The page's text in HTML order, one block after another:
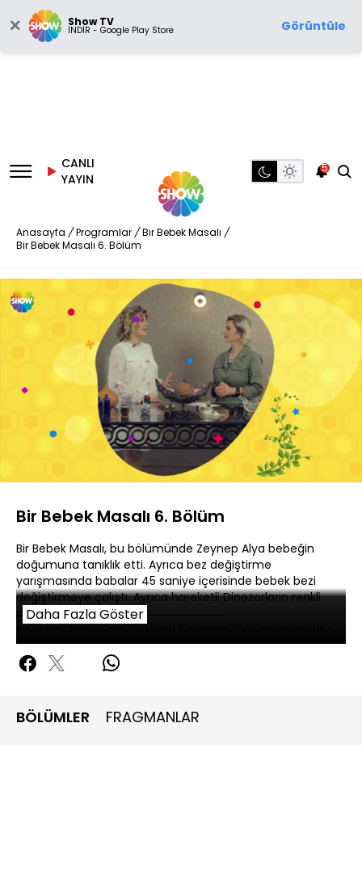
Show TV
İNDİR - Google Play Store Görüntüle
CANLI
YAYIN
5
Anasayfa / Programlar / Bir Bebek Masalı /
Bir Bebek Masalı 6. Bölüm
Aç
Yüklendi
Oynatma
Hızı
Bir Bebek Masalı 6. Bölüm
Bir Bebek Masalı, bu bölümünde Zeynep Alya bebeğin
doğumuna tanıklık etti. Ayrıca bez değiştirme
yarışmasında babalar 45 saniye içerisinde bebek bezi
değiştirmeye çalıştı. Ayrıca hareketli Dinozorların renkli
dünyası ekrana geldi.
Eczacı-Aroma Terapi Uzmanı Hülya Kayhan, selvi yağının
faydalarını anlattı.
Daha Fazla Göster
BÖLÜMLER FRAGMANLAR